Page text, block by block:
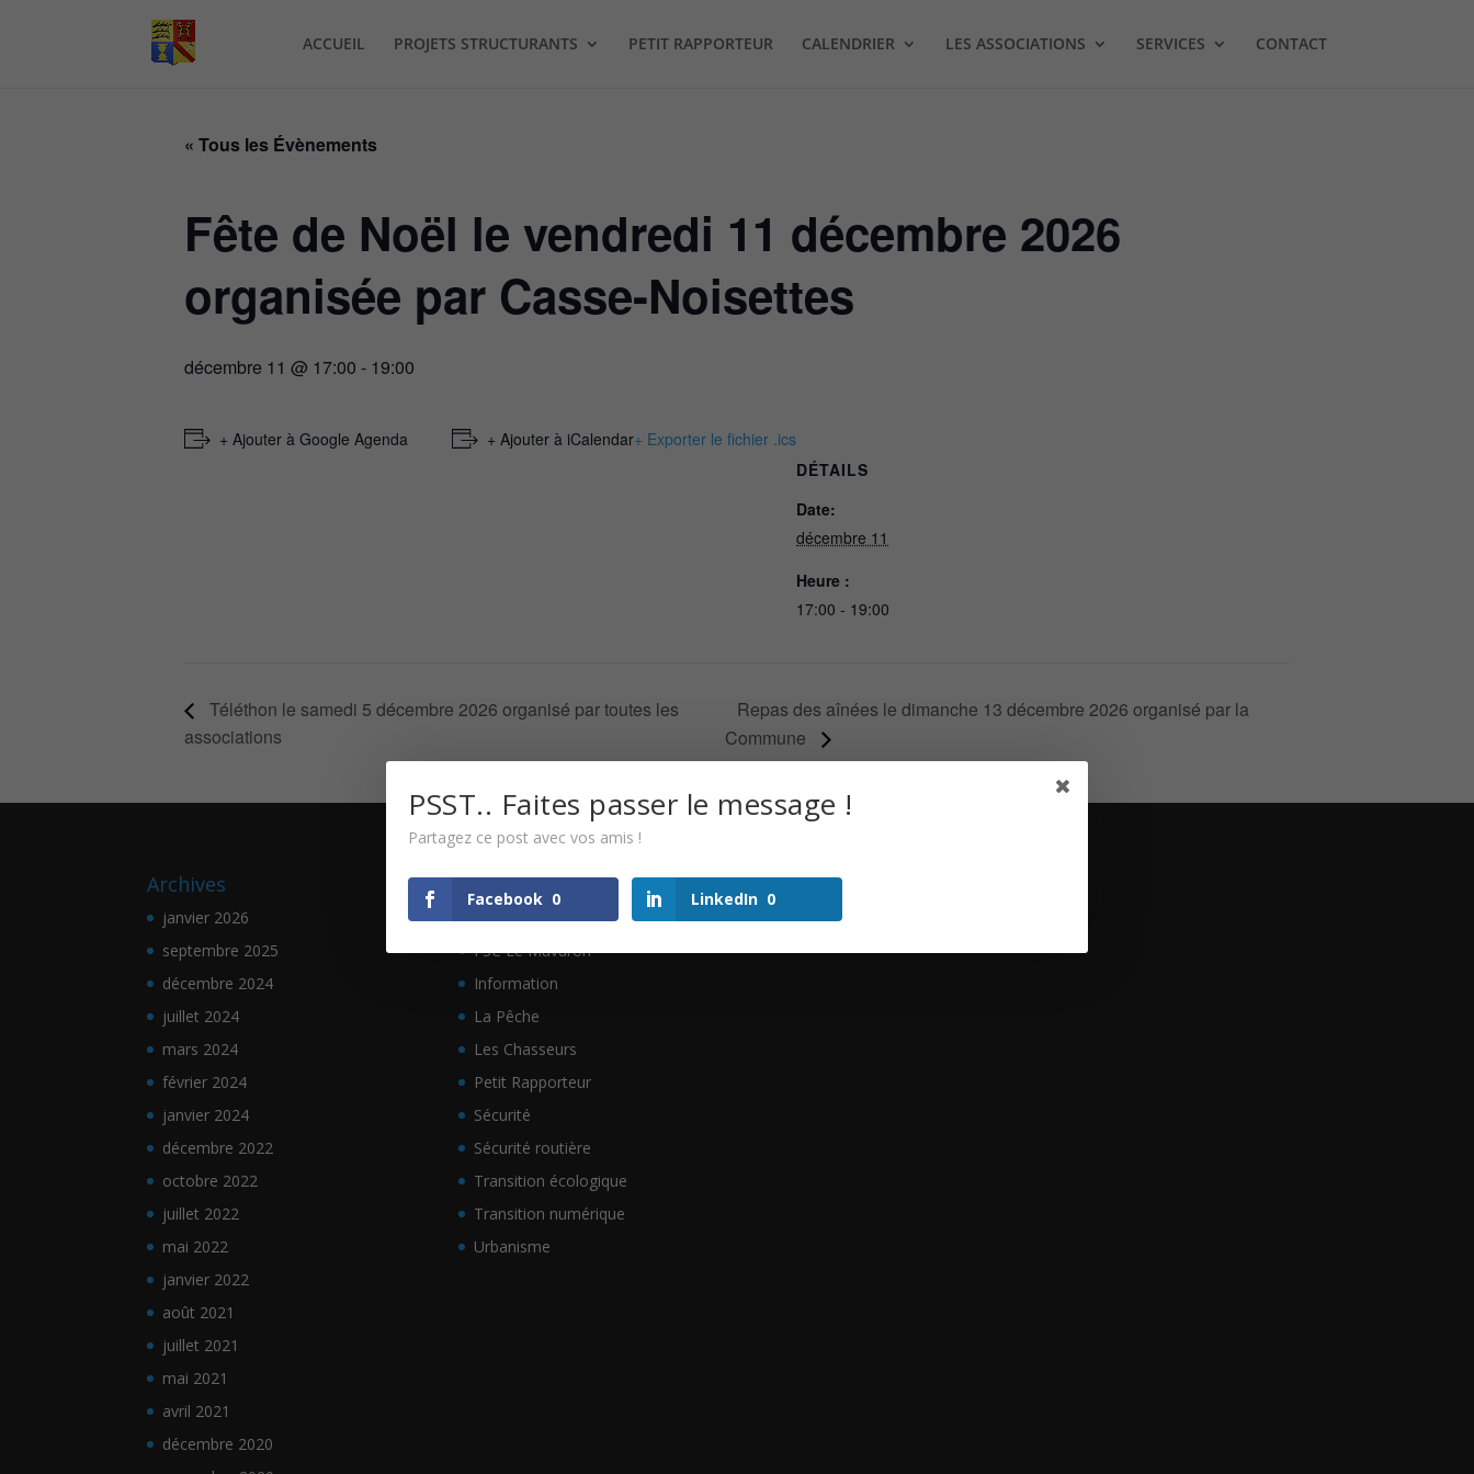
ACCUEIL PROJETS STRUCTURANTS PETIT RAPPORTEUR CALENDRIER LES ASSOCIATIONS SERVICES CONTACT
« Tous les Évènements
Fête de Noël le vendredi 11 décembre 2026
organisée par Casse-Noisettes
décembre 11 @ 17:00 - 19:00
+ Ajouter à Google Agenda + Ajouter à iCalendar+ Exporter le fichier .ics
DÉTAILS
Date:
décembre 11
Heure :
17:00 - 19:00
Téléthon le samedi 5 décembre 2026 organisé par toutes les
associations
Repas des aînées le dimanche 13 décembre 2026 organisé par la
Commune
Archives
janvier 2026
septembre 2025
décembre 2024
juillet 2024
mars 2024
février 2024
janvier 2024
décembre 2022
octobre 2022
juillet 2022
mai 2022
janvier 2022
août 2021
juillet 2021
mai 2021
avril 2021
décembre 2020
Catégories
e-Perischool
FSC Le Mavuron
Information
La Pêche
Les Chasseurs
Petit Rapporteur
Sécurité
Sécurité routière
Transition écologique
Transition numérique
Urbanisme
PSST.. Faites passer le message !
Partagez ce post avec vos amis !
Facebook 0 LinkedIn 0